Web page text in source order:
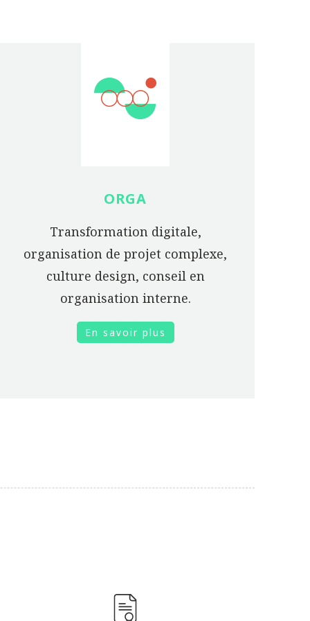
ORGA
Transformation digitale,
organisation de projet complexe,
culture design, conseil en
organisation interne.
En savoir plus